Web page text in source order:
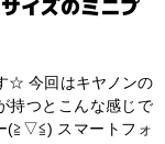
イズのミニプ
☆ 今回はキヤノンの
持つとこんな感じで
(≧▽≦) スマートフォ